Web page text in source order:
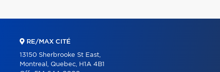
RE/MAX CITÉ
13150 Sherbrooke St East,
Montreal, Quebec, H1A 4B1